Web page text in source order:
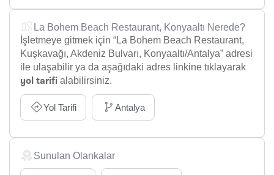
La Bohem Beach Restaurant, Konyaaltı Nerede?
İşletmeye gitmek için “La Bohem Beach Restaurant,
Kuşkavağı, Akdeniz Bulvarı, Konyaaltı/Antalya” adresi
ile ulaşabilir ya da aşağıdaki adres linkine tıklayarak
yol tarifi alabilirsiniz.
Yol Tarifi Antalya
Sunulan Olankalar